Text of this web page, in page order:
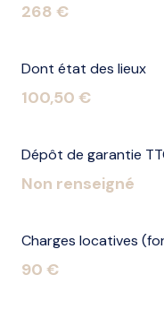
268 €
Dont état des lieux
100,50 €
Dépôt de garantie
Non renseigné
Charges locatives
90 €